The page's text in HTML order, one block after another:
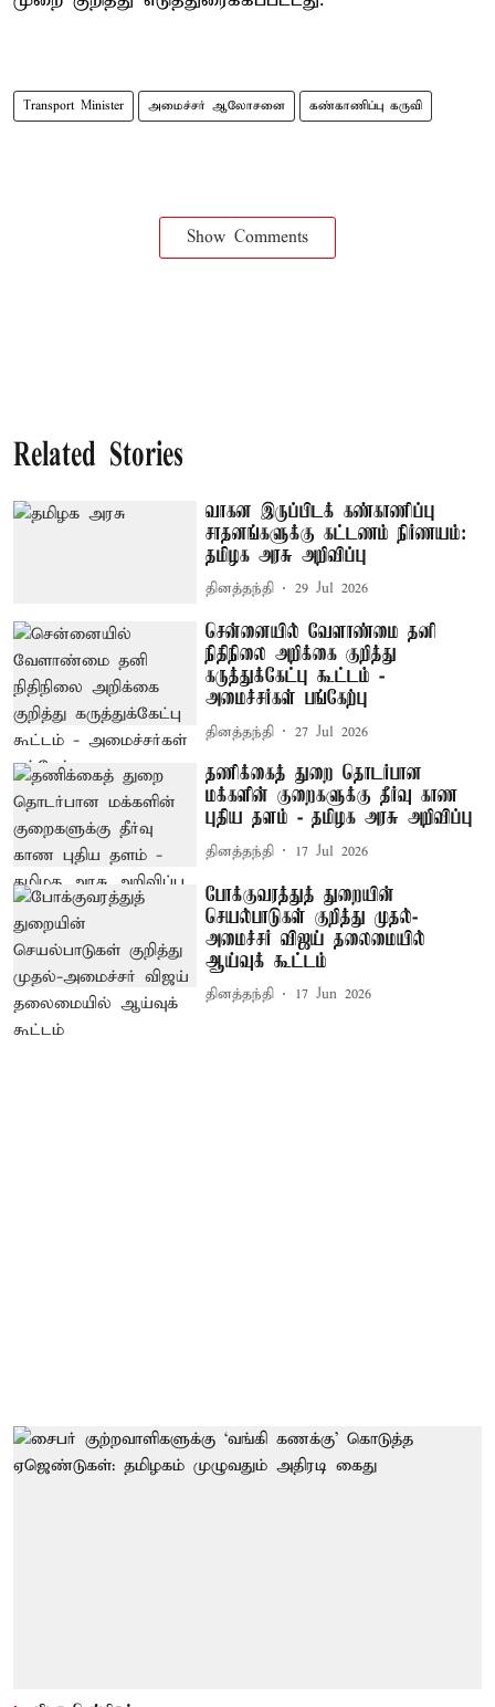
Transport Minister அமைச்சர் ஆலோசனை கண்காணிப்பு கருவி
Show Comments
Related Stories
வாகன இருப்பிடக் கண்காணிப்பு
சாதனங்களுக்கு கட்டணம் நிர்ணயம்:
தமிழக அரசு அறிவிப்பு
தினத்தந்தி 29 Jul 2026
சென்னையில் வேளாண்மை தனி
நிதிநிலை அறிக்கை குறித்து
கருத்துக்கேட்பு கூட்டம் -
அமைச்சர்கள் பங்கேற்பு
தினத்தந்தி 27 Jul 2026
தணிக்கைத் துறை தொடர்பான
மக்களின் குறைகளுக்கு தீர்வு காண
புதிய தளம் - தமிழக அரசு அறிவிப்பு
தினத்தந்தி 17 Jul 2026
போக்குவரத்துத் துறையின்
செயல்பாடுகள் குறித்து முதல்-
அமைச்சர் விஜய் தலைமையில்
ஆய்வுக் கூட்டம்
தினத்தந்தி 17 Jun 2026